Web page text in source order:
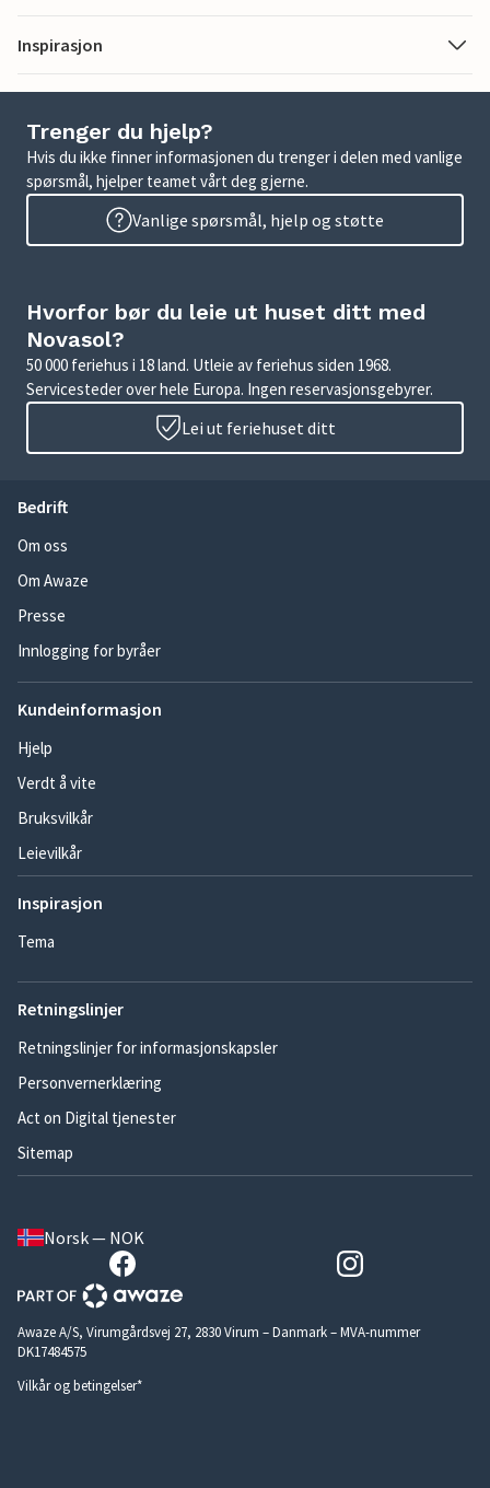
Inspirasjon
Trenger du hjelp?
Hvis du ikke finner informasjonen du trenger i delen med vanlige
spørsmål, hjelper teamet vårt deg gjerne.
Vanlige spørsmål, hjelp og støtte
Hvorfor bør du leie ut huset ditt med
Novasol?
50 000 feriehus i 18 land. Utleie av feriehus siden 1968.
Servicesteder over hele Europa. Ingen reservasjonsgebyrer.
Lei ut feriehuset ditt
Bedrift
Om oss
Om Awaze
Presse
Innlogging for byråer
Kundeinformasjon
Hjelp
Verdt å vite
Bruksvilkår
Leievilkår
Inspirasjon
Tema
Retningslinjer
Retningslinjer for informasjonskapsler
Personvernerklæring
Act on Digital tjenester
Sitemap
Norsk — NOK
Awaze A/S, Virumgårdsvej 27, 2830 Virum – Danmark – MVA-nummer
DK17484575
Vilkår og betingelser*